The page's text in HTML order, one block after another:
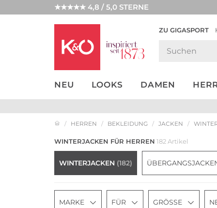
★★★★★ 4,8 / 5,0 STERNE
ZU GIGASPORT
NEU LOOKS DAMEN
NEW IN
WEDDING
HERREN BEKLEIDUNG JACKEN
WINTERJACKEN FÜR HERREN 182 Artikel
WINTERJACKEN (182)
MARKE FÜR GRÖSSE